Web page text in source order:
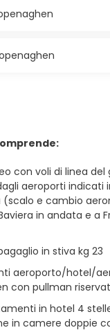
con voli di linea del
aeroporti indicati
e cambio
in andata e a
in stiva kg 23
aeroporto/hotel/
con pullman
in hotel 4
in camere doppie